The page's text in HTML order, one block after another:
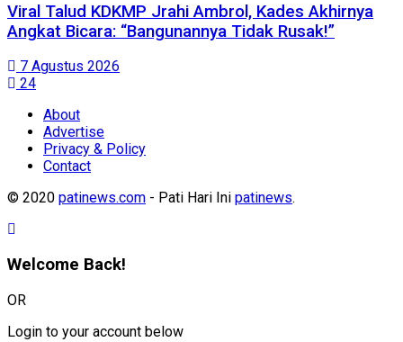
Viral Talud KDKMP Jrahi Ambrol, Kades Akhirnya
Angkat Bicara: “Bangunannya Tidak Rusak!”
7 Agustus 2026
24
About
Advertise
Privacy & Policy
Contact
© 2020 patinews.com - Pati Hari Ini patinews.
Welcome Back!
OR
Login to your account below